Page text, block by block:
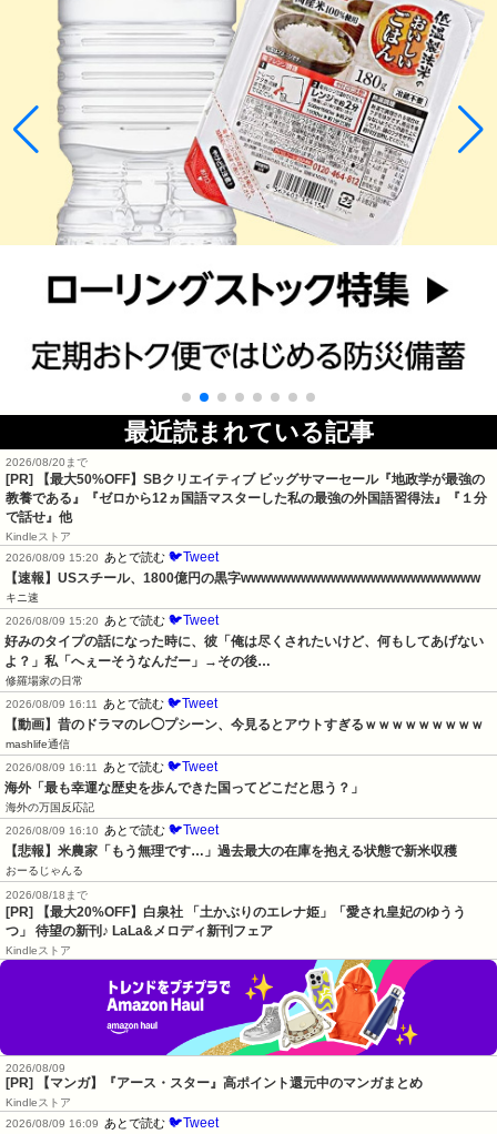
最近読まれている記事
2026/08/20まで
[PR]
【最大50%OFF】SBクリエイティブ ビッグサマーセール『地政学が最強の
教養である』『ゼロから12ヵ国語マスターした私の最強の外国語習得法』『１分
で話せ』他
Kindleストア
2026/08/09 15:20
あとで読む 🐦Tweet
【速報】USスチール、1800億円の黒字wwwwwwwwwwwwwwwwwwwwwwww
キニ速
2026/08/09 15:20
あとで読む 🐦Tweet
好みのタイプの話になった時に、彼「俺は尽くされたいけど、何もしてあげない
よ？」私「へぇーそうなんだー」→その後…
修羅場家の日常
2026/08/09 16:11
あとで読む 🐦Tweet
【動画】昔のドラマのレ◯プシーン、今見るとアウトすぎるｗｗｗｗｗｗｗｗｗ
mashlife通信
2026/08/09 16:11
あとで読む 🐦Tweet
海外「最も幸運な歴史を歩んできた国ってどこだと思う？」
海外の万国反応記
2026/08/09 16:10
あとで読む 🐦Tweet
【悲報】米農家「もう無理です…」過去最大の在庫を抱える状態で新米収穫
おーるじゃんる
2026/08/18まで
[PR] 【最大20%OFF】白泉社 「土かぶりのエレナ姫」「愛され皇妃のゆうう
つ」 待望の新刊♪ LaLa&メロディ新刊フェア
Kindleストア
2026/08/09
[PR] 【マンガ】『アース・スター』高ポイント還元中のマンガまとめ
Kindleストア
2026/08/09 16:09
あとで読む 🐦Tweet